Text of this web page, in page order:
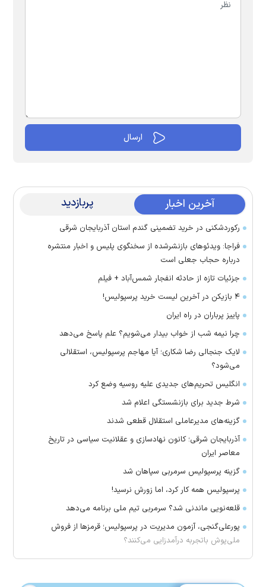
آخرین اخبار پربازدید
رکوردشکنی در خرید تضمینی گندم استان آذربایجان شرقی
فراجا: ویدئوهای بازنشرشده از سخنگوی پلیس و اخبار منتشره
درباره حجاب جعلی است
جزئیات تازه از حادثه انفجار شمس‌آباد + فیلم
۴ بازیکن در آخرین لیست خرید پرسپولیس!
پاییز پرباران در راه ایران
چرا نیمه شب از خواب بیدار می‌شویم؟ علم پاسخ می‌دهد
لایک جنجالی رضا شکاری؛ آیا مهاجم پرسپولیس، استقلالی
می‌شود؟
انگلیس تحریم‌های جدیدی علیه روسیه وضع کرد
شرط جدید برای بازنشستگی اعلام شد
گزینه‌های مدیرعاملی استقلال قطعی شدند
آذربایجان شرقی؛ کانون نهادسازی و عقلانیت سیاسی در تاریخ
معاصر ایران
گزینه پرسپولیس سرمربی سپاهان شد
پرسپولیس همه کار کرد، اما زورش نرسید!
قلعه‌نویی ماندنی شد؟ سرمربی تیم ملی برنامه می‌دهد
پورعلی‌گنجی، آزمون مدیریت در پرسپولیس؛ قرمز‌ها از فروش
ملی‌پوش باتجربه درآمدزایی می‌کنند؟